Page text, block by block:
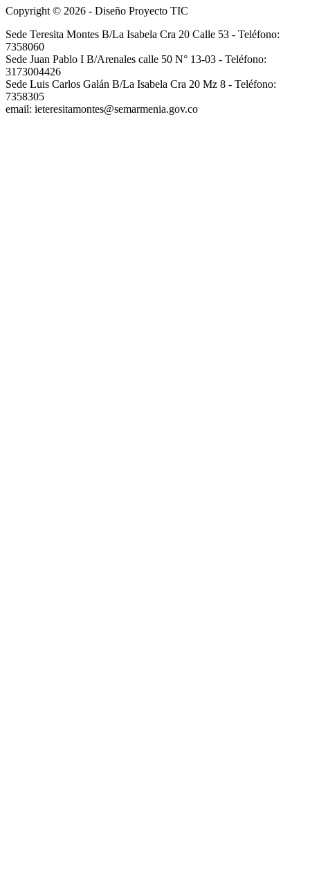
Copyright © 2026 - Diseño Proyecto TIC
Sede Teresita Montes B/La Isabela Cra 20 Calle 53 - Teléfono:
7358060
Sede Juan Pablo I B/Arenales calle 50 N° 13-03 - Teléfono:
3173004426
Sede Luis Carlos Galán B/La Isabela Cra 20 Mz 8 - Teléfono:
7358305
email: ieteresitamontes@semarmenia.gov.co